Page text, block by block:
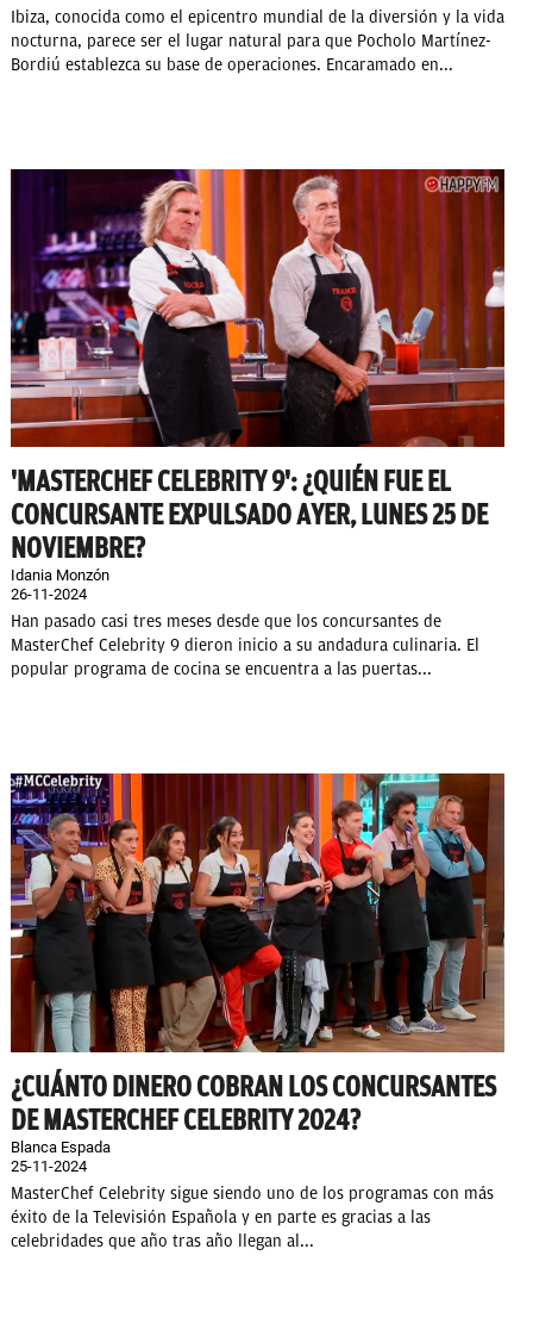
Ibiza, conocida como el epicentro mundial de la diversión y la vida
nocturna, parece ser el lugar natural para que Pocholo Martínez-
Bordiú establezca su base de operaciones. Encaramado en...
'MASTERCHEF CELEBRITY 9': ¿QUIÉN FUE EL
CONCURSANTE EXPULSADO AYER, LUNES 25 DE
NOVIEMBRE?
Idania Monzón
26-11-2024
Han pasado casi tres meses desde que los concursantes de
MasterChef Celebrity 9 dieron inicio a su andadura culinaria. El
popular programa de cocina se encuentra a las puertas...
¿CUÁNTO DINERO COBRAN LOS CONCURSANTES
DE MASTERCHEF CELEBRITY 2024?
Blanca Espada
25-11-2024
MasterChef Celebrity sigue siendo uno de los programas con más
éxito de la Televisión Española y en parte es gracias a las
celebridades que año tras año llegan al...